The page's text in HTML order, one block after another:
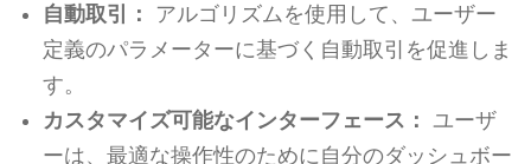
自動取引：
アルゴリズムを使用して、ユーザー
定義のパラメーターに基づく自動取引を促進しま
す。
カスタマイズ可能なインターフェース：
ユーザ
ーは、最適な操作性のために自分のダッシュボー